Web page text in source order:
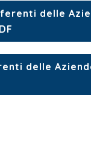
delle
delle